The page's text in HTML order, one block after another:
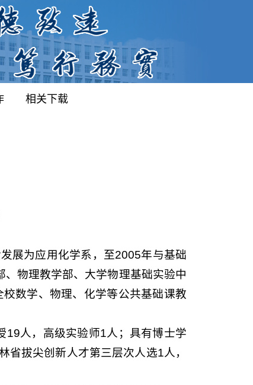
相关下载
展为应用化学系，至2005年与基础
物理教学部、大学物理基础实验中
数学、物理、化学等公共基础课教
19人，高级实验师1人；具有博士学
拔尖创新人才第三层次人选1人，